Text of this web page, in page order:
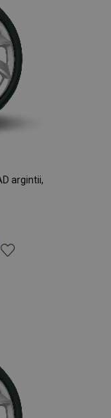
argintii,